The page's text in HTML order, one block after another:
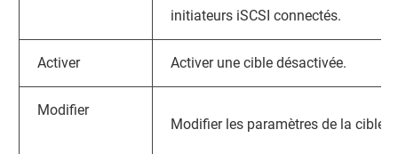
initiateurs iSCSI connectés.
Activer Activer une cible désactivée.
Modifier
Modifier les paramètres de la cible.